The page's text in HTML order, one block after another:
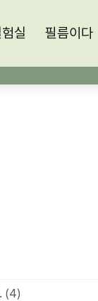
실 필름이다
실 필름이다
(4)